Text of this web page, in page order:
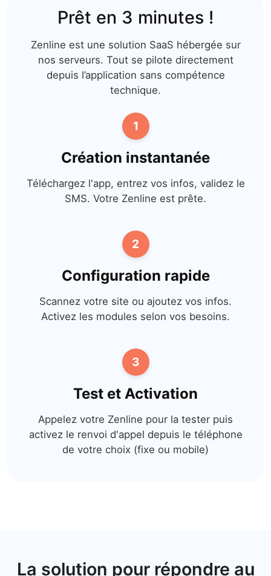
Prêt en 3 minutes !
Zenline est une solution SaaS hébergée sur
nos serveurs. Tout se pilote directement
depuis l’application sans compétence
technique.
1
Création instantanée
Téléchargez l'app, entrez vos infos, validez le
SMS. Votre Zenline est prête.
2
Configuration rapide
Scannez votre site ou ajoutez vos infos.
Activez les modules selon vos besoins.
3
Test et Activation
Appelez votre Zenline pour la tester puis
activez le renvoi d'appel depuis le téléphone
de votre choix (fixe ou mobile)
La solution pour répondre au